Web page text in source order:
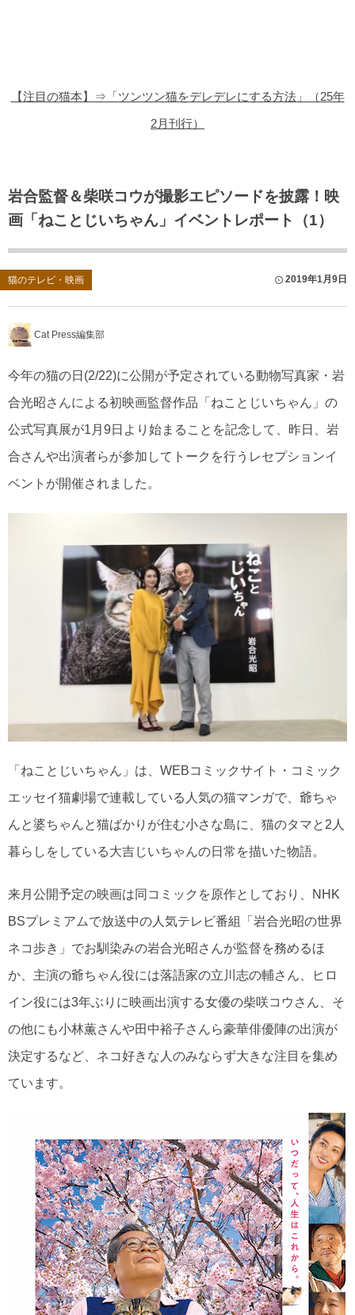
【注目の猫本】⇒「ツンツン猫をデレデレにする方法」（25年
2月刊行）
岩合監督＆柴咲コウが撮影エピソードを披露！映
画「ねことじいちゃん」イベントレポート（1）
猫のテレビ・映画 2019年1月9日
Cat Press編集部
今年の猫の日(2/22)に公開が予定されている動物写真家・岩
合光昭さんによる初映画監督作品「ねことじいちゃん」の
公式写真展が1月9日より始まることを記念して、昨日、岩
合さんや出演者らが参加してトークを行うレセプションイ
ベントが開催されました。
「ねことじいちゃん」は、WEBコミックサイト・コミック
エッセイ猫劇場で連載している人気の猫マンガで、爺ちゃ
んと婆ちゃんと猫ばかりが住む小さな島に、猫のタマと2人
暮らしをしている大吉じいちゃんの日常を描いた物語。
来月公開予定の映画は同コミックを原作としており、NHK
BSプレミアムで放送中の人気テレビ番組「岩合光昭の世界
ネコ歩き」でお馴染みの岩合光昭さんが監督を務めるほ
か、主演の爺ちゃん役には落語家の立川志の輔さん、ヒロ
イン役には3年ぶりに映画出演する女優の柴咲コウさん、そ
の他にも小林薫さんや田中裕子さんら豪華俳優陣の出演が
決定するなど、ネコ好きな人のみならず大きな注目を集め
ています。
猫のゲーム・アプリ
猫のフリー写真素材